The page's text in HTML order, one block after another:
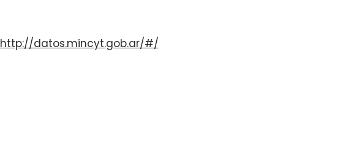
http://datos.mincyt.gob.ar/#/